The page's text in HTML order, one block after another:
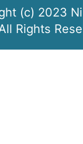
(c) 2023
Rights